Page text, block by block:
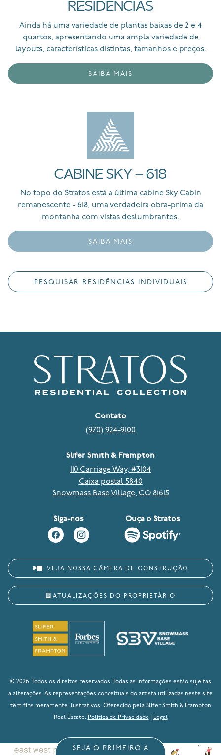
RESIDÊNCIAS
Ainda há uma variedade de plantas baixas de 2 e 4
quartos, apresentando uma ampla variedade de
layouts, características distintas, tamanhos e preços.
SAIBA MAIS
CABINE SKY - 618
No topo do Stratos está a última cabine Sky Cabin
remanescente - 618, uma verdadeira obra-prima da
montanha com vistas deslumbrantes.
SAIBA MAIS
PESQUISAR RESIDÊNCIAS INDIVIDUAIS
Contato
(970) 924-9100
Slifer Smith & Frampton
110 Carriage Way, #3104
Caixa postal 5840
Snowmass Base Village, CO 81615
Siga-nos Ouça o Stratos
VEJA NOSSA CÂMERA DE CONSTRUÇÃO
ATUALIZAÇÕES DO PROPRIETÁRIO
© 2026. Todos os direitos reservados. Todas as informações estão sujeitas
a alterações. As representações conceituais do artista utilizadas neste site
têm fins meramente ilustrativos. Oferecido pela Slifer Smith & Frampton
Real Estate. Política de Privacidade Legal
SEJA O PRIMEIRO A